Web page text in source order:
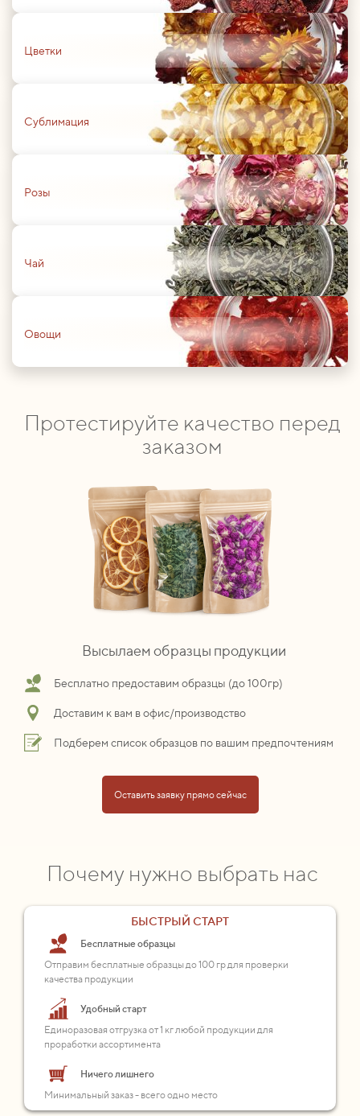
Цветки
Сублимация
Розы
Чай
Овощи
Протестируйте качество перед
заказом
Высылаем образцы продукции
Бесплатно предоставим образцы (до 100гр)
Доставим к вам в офис/производство
Подберем список образцов по вашим предпочтениям
Оставить заявку прямо сейчас
Почему нужно выбрать нас
БЫСТРЫЙ СТАРТ
Бесплатные образцы
Отправим бесплатные образцы до 100 гр для проверки
качества продукции
Удобный старт
Единоразовая отгрузка от 1 кг любой продукции для
проработки ассортимента
Ничего лишнего
Минимальный заказ - всего одно место